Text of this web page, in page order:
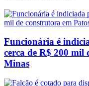
Funcionária é
cerca de R$ 200 mil
Minas